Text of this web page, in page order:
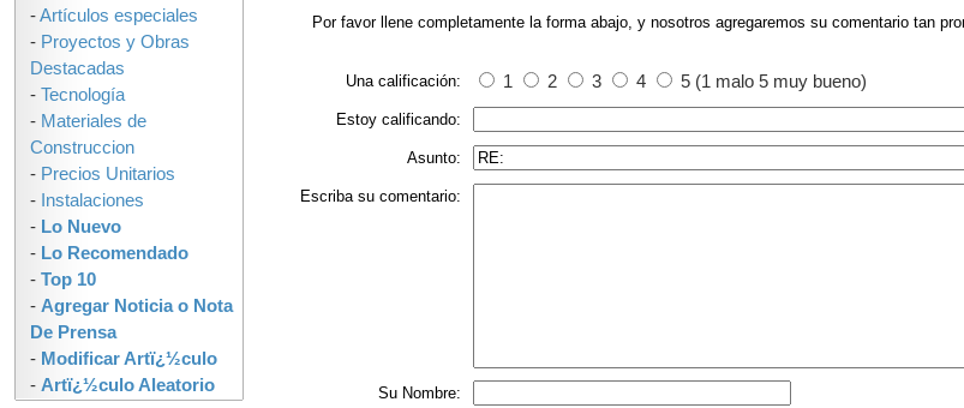
Por favor llene completamente la forma abajo, y nosotros agregaremos su comentario tan
Una calificación: 1 2 3 4 5 (1 malo 5 muy bueno)
Estoy calificando:
Asunto:
Escriba su comentario:
Su Nombre:
-Artículos especiales
- Proyectos y Obras
Destacadas
- Tecnología
- Materiales de
Construccion
- Precios Unitarios
- Instalaciones
- Lo Nuevo
- Lo Recomendado
- Top 10
- Agregar Noticia o Nota
De Prensa
- Modificar Artï¿½culo
- Artï¿½culo Aleatorio